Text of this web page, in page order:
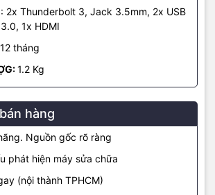
: 2x Thunderbolt 3, Jack 3.5mm, 2x USB
3.0, 1x HDMI
12 tháng
1.2 Kg
hàng
Nguồn gốc rõ ràng
phát hiện máy sửa chữa
(nội thành TPHCM)
có thể gắn thêm màn hình với độ phân
nét và mượt mà nhờ cổng kết nối HDMI 2.0
2020 này.